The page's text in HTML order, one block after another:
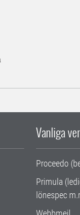
Vanliga
Proceedo
Primula
lönespec